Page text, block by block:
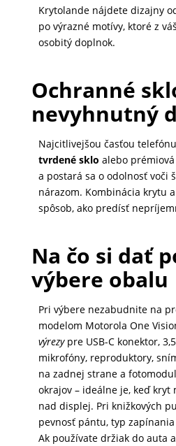
Krytolande nájdete dizajny
po výrazné motívy, ktoré z
osobitý doplnok.
Ochranné
nevyhnutný
Najcitlivejšou časťou
tvrdené sklo alebo
a postará sa o odolnosť voči
nárazom. Kombinácia krytu
spôsob, ako predísť
Na čo si dať
výbere obalu
Pri výbere nezabudnite na
modelom Motorola One
výrezypre USB-C konektor,
mikrofóny, reproduktory,
na zadnej strane a
okrajov – ideálne je, keď kryt
nad displej. Pri knižkových
pevnosť pántu, typ
Ak používate držiak do auta